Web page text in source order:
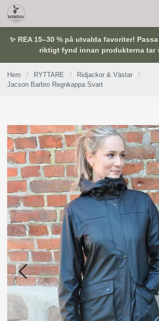
✨ REA 15–30 % på utvalda favoriter!
riktigt fynd innan produkterna tar
Hem / RYTTARE / Ridjackor & Västar
/
Jacson Barbro Regnkappa Svart